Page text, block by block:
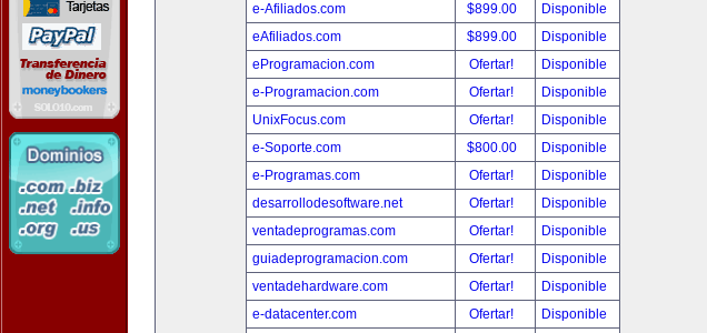
e-Afiliados.com
$899.00
Disponible
eAfiliados.com
$899.00
Disponible
eProgramacion.com
Ofertar!
Disponible
e-Programacion.com
Ofertar!
Disponible
UnixFocus.com
Ofertar!
Disponible
e-Soporte.com
$800.00
Disponible
e-Programas.com
Ofertar!
Disponible
desarrollodesoftware.net
Ofertar!
Disponible
ventadeprogramas.com
Ofertar!
Disponible
guiadeprogramacion.com
Ofertar!
Disponible
ventadehardware.com
Ofertar!
Disponible
e-datacenter.com
Ofertar!
Disponible